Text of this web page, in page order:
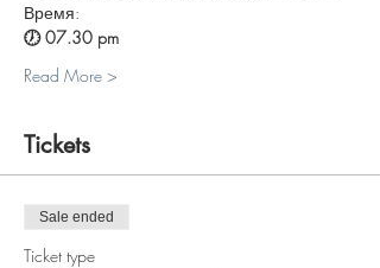
Время:
🕖 07.30 pm
Read More >
Tickets
Sale ended
Ticket type